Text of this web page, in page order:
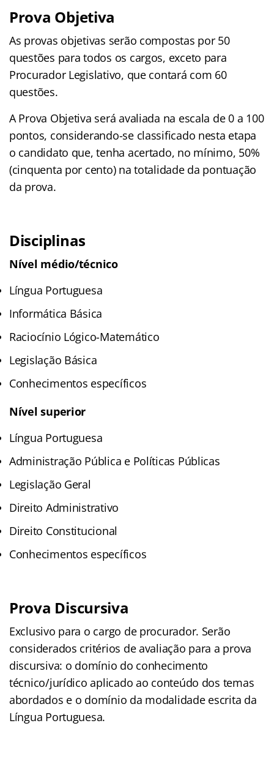
Prova Objetiva
As provas objetivas serão compostas por 50
questões para todos os cargos, exceto para
Procurador Legislativo, que contará com 60
questões.
A Prova Objetiva será avaliada na escala de 0 a 100
pontos, considerando-se classificado nesta etapa
o candidato que, tenha acertado, no mínimo, 50%
(cinquenta por cento) na totalidade da pontuação
da prova.
Disciplinas
Nível médio/técnico
Língua Portuguesa
Informática Básica
Raciocínio Lógico-Matemático
Legislação Básica
Conhecimentos específicos
Nível superior
Língua Portuguesa
Administração Pública e Políticas Públicas
Legislação Geral
Direito Administrativo
Direito Constitucional
Conhecimentos específicos
Prova Discursiva
Exclusivo para o cargo de procurador. Serão
considerados critérios de avaliação para a prova
discursiva: o domínio do conhecimento
técnico/jurídico aplicado ao conteúdo dos temas
abordados e o domínio da modalidade escrita da
Língua Portuguesa.